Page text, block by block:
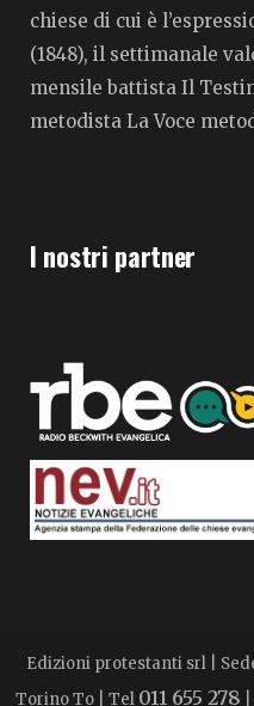
chiese di cui è
(1848), il settimanale
mensile battista Il
metodista La Voce
I nostri partner
Edizioni protestanti srl |
Torino To | Tel 011 655 278